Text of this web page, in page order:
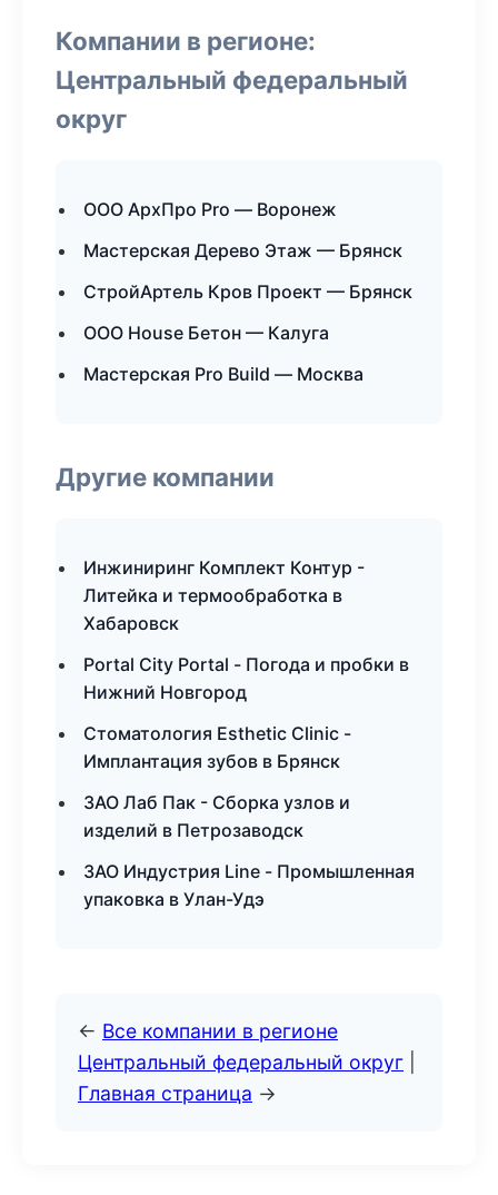
Компании в регионе:
Центральный федеральный
округ
ООО АрхПро Pro — Воронеж
Мастерская Дерево Этаж — Брянск
СтройАртель Кров Проект — Брянск
ООО House Бетон — Калуга
Мастерская Pro Build — Москва
Другие компании
Инжиниринг Комплект Контур -
Литейка и термообработка в
Хабаровск
Portal City Portal - Погода и пробки в
Нижний Новгород
Стоматология Esthetic Clinic -
Имплантация зубов в Брянск
ЗАО Лаб Пак - Сборка узлов и
изделий в Петрозаводск
ЗАО Индустрия Line - Промышленная
упаковка в Улан-Удэ
← Все компании в регионе
Центральный федеральный округ
Главная страница →